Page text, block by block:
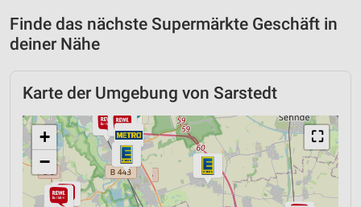
Finde das nächste Supermärkte Geschäft in
deiner Nähe
Karte der Umgebung von Sarstedt
⛶
+
−